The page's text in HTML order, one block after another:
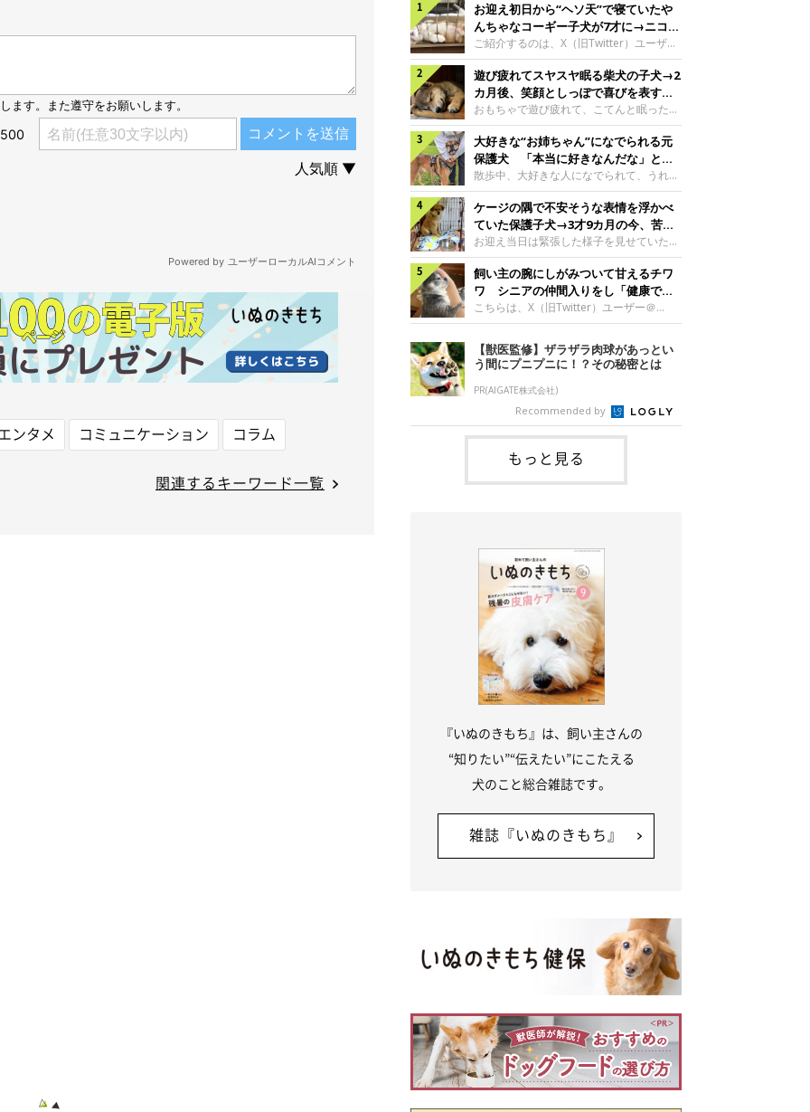
ンタメ コミュニケーション コラム
関連するキーワード一覧
お迎え初日から“ヘソ天”で寝ていたや
んちゃなコーギー子犬が7才に→ニコニ
コ“コーギースマイル”が魅力のコに成
長！
ご紹介するのは、X（旧Twitter）ユーザー
＠Kus1oKg2vsgdWS2さんの愛犬でウェル
シュ・コーギー・ペンブロークの神楽ちゃ
ん。今年の8月で7才になるという神楽ちゃ
んですが、いったいどんな子犬時代を過ご
したのでしょうか。今回は、神楽ちゃんの
成長を飼い主さんと振り返ります！神楽ち
ゃんの成長について聞いた！お迎えから数
日後の神楽ちゃん（撮影時生後2カ月）＠
Kus1oKg2vsgdWS2――お迎え当初の神楽
ちゃんの様子について教えてください。飼
い主さん： 「お迎え当日から“ヘソ天”で寝
るようなコでし
遊び疲れてスヤスヤ眠る柴犬の子犬→2
カ月後、笑顔としっぽで喜びを表すコ
に成長！
おもちゃで遊び疲れて、こてんと眠った子
犬。あれから2カ月、表情や行動にさまざ
まな変化が見られるようになりました。遊
び疲れて眠る生後2カ月のなっちゃん遊び
疲れた様子のなっちゃん。@Pkndg_紹介
するのは、X（旧Twitter）ユーザー
@Pkndg_さんの愛犬・なっちゃん（取材
時、生後4カ月／柴犬）。こちらの写真
は、なっちゃんが生後2カ月のころに撮影
された一枚です。この日、なっちゃんは家
族と一緒におもちゃで遊んでいました。た
くさん遊んで疲れたのか、その後は眠り始
めたそうです。眠るなっちゃん。
@Pkndg_
大好きな“お姉ちゃん”になでられる元
保護犬 「本当に好きなんだな」と感
じる表情にほっこり
散歩中、大好きな人になでられて、うれし
そうな表情を見せる元保護犬。甘えるよう
な姿に、見ているこちらまでほっこりしま
す。大好きな“お姉ちゃん”に甘える小次郎
くん妹さんになでてもらい、うれしそうな
表情を見せる小次郎くん（2026年6月撮
影）。@mika_Jimmy紹介するのは、X（旧
Twitter）ユーザー@mika_Jimmyさんの愛
犬・小次郎くん（撮影時5才）。こちら
は、飼い主さんの妹さんと一緒に散歩をし
日、飼い主さんは実家から自宅へ帰る途
中、妹さんと公園で待ち合わせ
ケージの隅で不安そうな表情を浮かべ
ていた保護子犬→3才9カ月の今、苦手
を克服し頼もしいコに成長！
お迎え当日は緊張した様子を見せていた元
野犬の保護子犬。あれから約3年半、苦手
だったことを一つひとつ克服し、家族に寄
り添う姿を見せています。お迎え当日、ケ
ージの隅で不安そうにお迎え当日のシルビ
アちゃん。@nemonemotos今回紹介する
のは、X（旧Twitter）ユーザー
@nemonemotosさんの愛犬・シルビアち
ゃん（撮影当時、生後推定2カ月）。飼い
主さんが「#最初に撮った一枚」として投
稿した写真には、ケージの隅で不安そうな
表情を浮かべるシルビアちゃんの姿が写っ
ていました。こちらは、保護犬だったシル
飼い主の腕にしがみついて甘えるチワ
ワ シニアの仲間入りをし「健康で穏
やかな暮らしが続いてほしい」と願う
こちらは、X（旧Twitter）ユーザー＠
kotubusuke617さんが投稿した写真。写
っているのは、愛犬でチワワのつぶしゃん
（本名：こつぶちゃん）です。飼い主さん
の腕にしがみつくつぶしゃん（撮影時6
才）＠kotubusuke617撮影当時の状況に
ついて伺うと、飼い主さんはこう教えてく
れました。飼い主さん： 「ある休日のこ
とです。私がソファに座った途端にひざの
上にのってきたので、そのままなでながら
テレビを見ていたのですが、微動だにしな
いので気になって見てみると、腕にしがみ
【獣医監修】ザラザラ肉球があっとい
う間にプニプニに！？その秘密とは
PR(AIGATE株式会社)
Recommended by
もっと見る
『いぬのきもち』は、飼い主さんの
“知りたい”“伝えたい”にこたえる
犬のこと総合雑誌です。
雑誌『いぬのきもち』